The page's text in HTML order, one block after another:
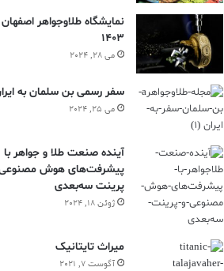
نمایشگاه طلاوجواهر اصفهان
1403
می 28, 2024
سفر رسمی بن سلمان به
می 25, 2024
آینده صنعت طلا و جواهر با
پیشرفت‌های هوش
پرینت سه‌بعدی
ژوئن 18, 2024
ميراث تايتانيک
آگوست 7, 2021